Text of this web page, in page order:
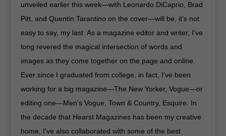
unveiled earlier this week—with Leonardo DiCaprio, Brad
Pitt, and Quentin Tarantino on the cover—will be, it’s not
easy to say, my last. As a magazine editor and writer, I've
long revered the magical intersection of words and
images as they come together on the page and online.
Ever since I graduated from college, in fact, I've been
working for a big magazine—The New Yorker, Vogue—or
editing one—Men's Vogue, Town & Country, Esquire. In
the decade that Hearst Magazines has been my creative
home, I've also collaborated with some of the best